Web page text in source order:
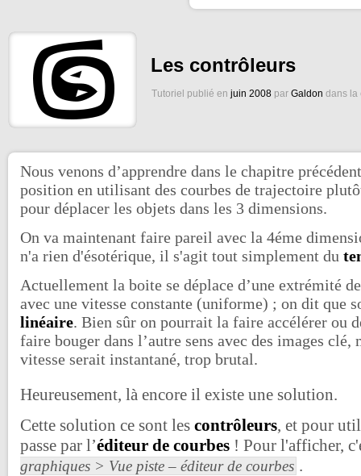
Les contrôleurs
Tutoriel publié en juin 2008 par Galdon dans la
Nous venons d’apprendre dans le chapitre
position en utilisant des courbes de trajectoire
pour déplacer les objets dans les 3 dimensions.
On va maintenant faire pareil avec la 4éme
n'a rien d'ésotérique, il s'agit tout simplement du
Actuellement la boite se déplace d’une extrémité
avec une vitesse constante (uniforme) ; on dit que
linéaire. Bien sûr on pourrait la faire accélérer ou
faire bouger dans l’autre sens avec des images clé,
vitesse serait instantané, trop brutal.
Heureusement, là encore il existe une solution.
Cette solution ce sont les contrôleurs, et pour
passe par l’éditeur de courbes ! Pour l'afficher,
graphiques > Vue piste – éditeur de courbes .